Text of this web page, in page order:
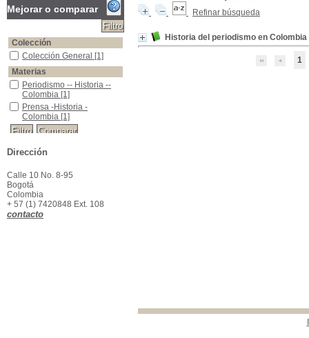
Refinar búsqueda
Historia del periodismo en Colombia
1
Mejorar o comparar
Colección
Colección General
Colección General [1]
Materias
Periodismo -- Historia -- Colombia
Periodismo -- Historia --
Colombia [1]
Prensa -Historia -Colombia
Prensa -Historia -
Colombia [1]
Dirección
Calle 10 No. 8-95
Bogotá
Colombia
+ 57 (1) 7420848 Ext. 108
contacto